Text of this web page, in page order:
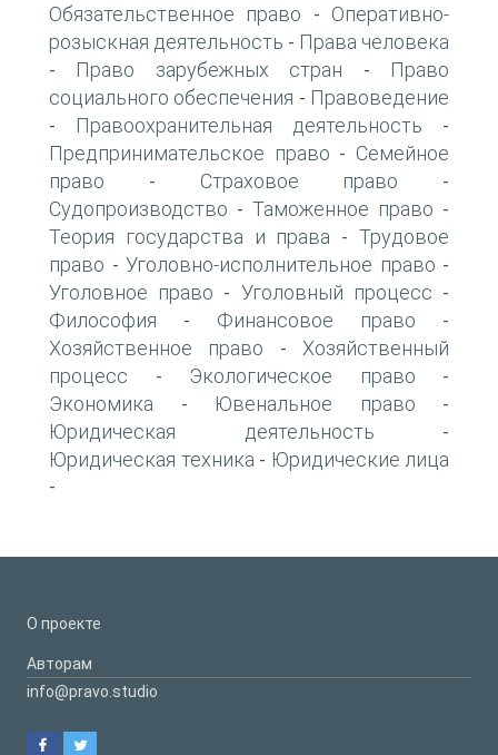
Обязательственное право - Оперативно-
розыскная деятельность - Права человека
- Право зарубежных стран -
Право
социального обеспечения - Правоведение
- Правоохранительная деятельность -
Предпринимательское право - Семейное
право - Страховое право -
Судопроизводство - Таможенное право -
Теория государства и права -Трудовое
право - Уголовно-исполнительное право -
Уголовное право - Уголовный процесс -
Философия - Финансовое право -
Хозяйственное право - Хозяйственный
процесс - Экологическое право -
Экономика - Ювенальное право -
Юридическая деятельность -
Юридическая техника - Юридические лица
-
О проекте
Авторам
info@pravo.studio